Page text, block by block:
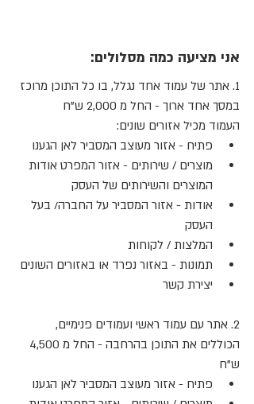
אני מציעה כמה מסלולים:
1. אתר של עמוד אחד נגלל, בו כל התוכן מרוכז
במסך אחד ארוך - החל מ 2,000 ש"ח
העמוד מכיל אזורים שונים:​
פתיח - אזור מעוצב המסביר לאן הגענו
מוצרים / שירותים - אזור המפרט אודות
המוצרים והשירותים של העסק
אודות - אזור המסביר על החברה/ בעל
העסק
המלצות / לקוחות
תמונות - באזור נפרד או באזורים השונים
יצירת קשר
2. אתר עם עמוד ראשי ועמודים פנימיים,
ש"ח
פתיח - אזור מעוצב המסביר לאן הגענו